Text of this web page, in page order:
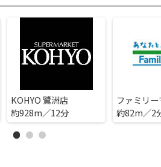
KOHYO 鷺洲店
約928m／12分
約82m／2